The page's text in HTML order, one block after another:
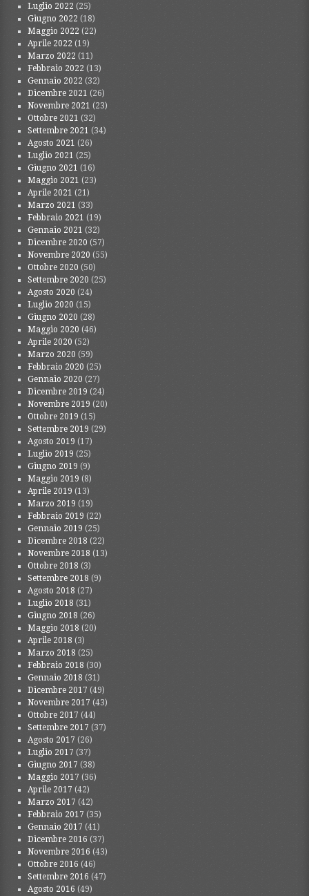
Luglio 2022 (25)
Giugno 2022 (18)
Maggio 2022 (22)
Aprile 2022 (19)
Marzo 2022 (11)
Febbraio 2022 (13)
Gennaio 2022 (32)
Dicembre 2021 (26)
Novembre 2021 (23)
Ottobre 2021 (32)
Settembre 2021 (34)
Agosto 2021 (26)
Luglio 2021 (25)
Giugno 2021 (16)
Maggio 2021 (23)
Aprile 2021 (21)
Marzo 2021 (33)
Febbraio 2021 (19)
Gennaio 2021 (32)
Dicembre 2020 (57)
Novembre 2020 (55)
Ottobre 2020 (50)
Settembre 2020 (25)
Agosto 2020 (24)
Luglio 2020 (15)
Giugno 2020 (28)
Maggio 2020 (46)
Aprile 2020 (52)
Marzo 2020 (59)
Febbraio 2020 (25)
Gennaio 2020 (27)
Dicembre 2019 (24)
Novembre 2019 (20)
Ottobre 2019 (15)
Settembre 2019 (29)
Agosto 2019 (17)
Luglio 2019 (25)
Giugno 2019 (9)
Maggio 2019 (8)
Aprile 2019 (13)
Marzo 2019 (19)
Febbraio 2019 (22)
Gennaio 2019 (25)
Dicembre 2018 (22)
Novembre 2018 (13)
Ottobre 2018 (3)
Settembre 2018 (9)
Agosto 2018 (27)
Luglio 2018 (31)
Giugno 2018 (26)
Maggio 2018 (20)
Aprile 2018 (3)
Marzo 2018 (25)
Febbraio 2018 (30)
Gennaio 2018 (31)
Dicembre 2017 (49)
Novembre 2017 (43)
Ottobre 2017 (44)
Settembre 2017 (37)
Agosto 2017 (26)
Luglio 2017 (37)
Giugno 2017 (38)
Maggio 2017 (36)
Aprile 2017 (42)
Marzo 2017 (42)
Febbraio 2017 (35)
Gennaio 2017 (41)
Dicembre 2016 (37)
Novembre 2016 (43)
Ottobre 2016 (46)
Settembre 2016 (47)
Agosto 2016 (49)